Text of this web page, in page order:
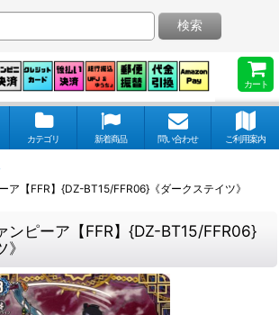
カート
検索
カテゴリ 新着商品 問い合わせ ご利用案内
ア【FFR】{DZ-BT15/FFR06}《ダークステイツ》
ンピーア【FFR】{DZ-BT15/FFR06}